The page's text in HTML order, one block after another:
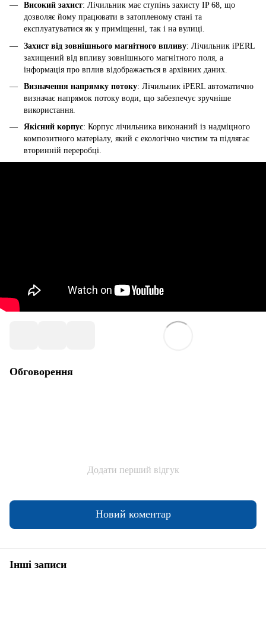
Високий захист: Лічильник має ступінь захисту IP 68, що
дозволяє йому працювати в затопленому стані та
експлуатуватися як у приміщенні, так і на вулиці.
Захист від зовнішнього магнітного впливу: Лічильник iPERL
захищений від впливу зовнішнього магнітного поля, а
інформація про вплив відображається в архівних даних.
Визначення напрямку потоку: Лічильник iPERL автоматично
визначає напрямок потоку води, що забезпечує зручніше
використання.
Якісний корпус: Корпус лічильника виконаний із надміцного
композитного матеріалу, який є екологічно чистим та підлягає
вторинній переробці.
Обговорення
Додати перший відгук
Новий коментар
Інші записи